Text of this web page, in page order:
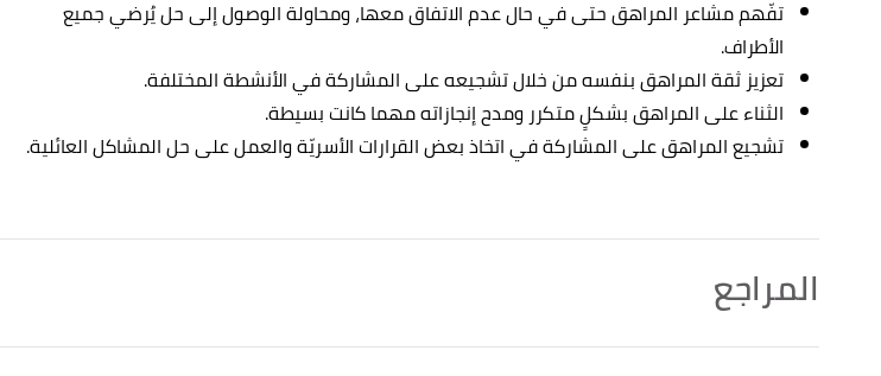
تفّهم مشاعر المراهق حتى في حال عدم الاتفاق معها، ومحاولة الوصول إلى حل يُرضي جميع
الأطراف.
تعزيز ثقة المراهق بنفسه من خلال تشجيعه على المشاركة في الأنشطة المختلفة.
الثناء على المراهق بشكلٍ متكرر ومدح إنجازاته مهما كانت بسيطة.
تشجيع المراهق على المشاركة في اتخاذ بعض القرارات الأسريّة والعمل على حل المشاكل العائلية.
المراجع